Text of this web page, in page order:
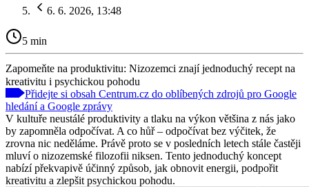
6. 6. 2026, 13:48
5 min
Zapomeňte na produktivitu: Nizozemci znají jednoduchý recept na
kreativitu i psychickou pohodu
Přidejte si obsah Centrum.cz do oblíbených zdrojů pro Google
hledání a Google zprávy
V kultuře neustálé produktivity a tlaku na výkon většina z nás jako
by zapomněla odpočívat. A co hůř – odpočívat bez výčitek, že
zrovna nic neděláme. Právě proto se v posledních letech stále častěji
mluví o nizozemské filozofii niksen. Tento jednoduchý koncept
nabízí překvapivě účinný způsob, jak obnovit energii, podpořit
kreativitu a zlepšit psychickou pohodu.